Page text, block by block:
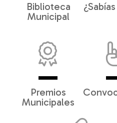
Biblioteca
Municipal
Premios
Municipales